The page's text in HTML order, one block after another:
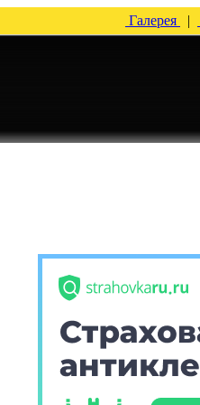
Галерея |